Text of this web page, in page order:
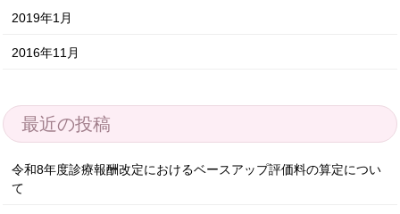
2019年1月
2016年11月
最近の投稿
令和8年度診療報酬改定におけるベースアップ評価料の算定につい
て